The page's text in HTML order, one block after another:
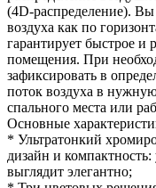
(4D‑распределение).
воздуха как по
гарантирует быстрое и
помещения. При
зафиксировать в
поток воздуха в
спального места или
Основные
* Ультратонкий
дизайн и
выглядит элегантно;